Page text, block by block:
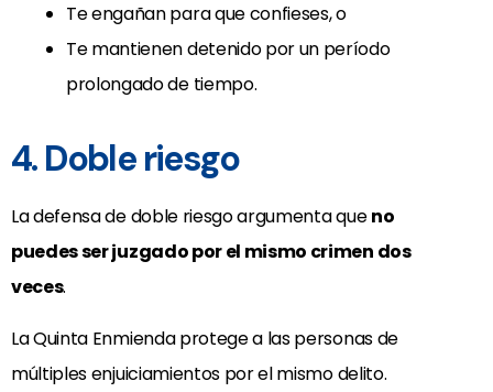
Te engañan para que confieses, o
Te mantienen detenido por un período
prolongado de tiempo.
4. Doble riesgo
La defensa de doble riesgo argumenta queno
puedes ser juzgado por el mismo crimen dos
veces.
La Quinta Enmienda protege a las personas de
múltiples enjuiciamientos por el mismo delito.